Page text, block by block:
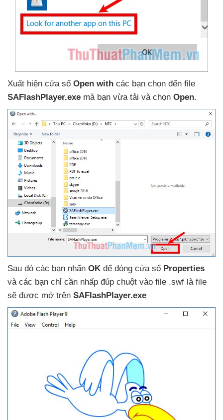
Xuất hiện cửa sổ Open with các bạn chọn đến file
SAFlashPlayer.exe mà bạn vừa tải và chọn Open.
Sau đó các bạn nhấn OK để đóng cửa sổ Properties
và các bạn chỉ cần nhấp đúp chuột vào file .swf là file
sẽ được mở trên SAFlashPlayer.exe